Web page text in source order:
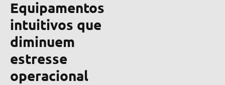
Equipamentos
intuitivos que
diminuem
estresse
operacional